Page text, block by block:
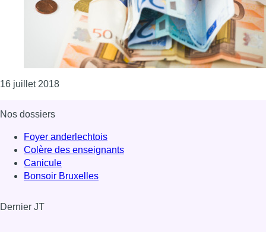
16 juillet 2018Consulter l'article "La société civile belge trop
Nos dossiers
Foyer anderlechtois
Colère des enseignants
Canicule
Bonsoir Bruxelles
Dernier JT